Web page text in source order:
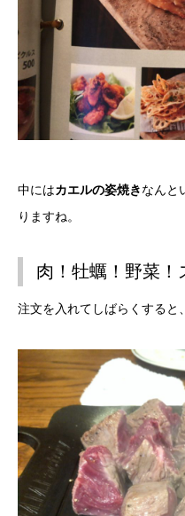
中にはカエルの姿焼きなんと
りますね。
肉！牡蠣！野菜！
注文を入れてしばらくすると